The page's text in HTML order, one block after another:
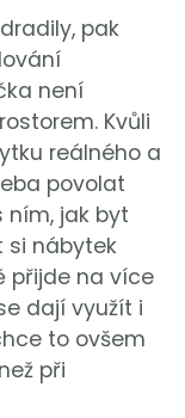
pak
není
Kvůli
reálného a
povolat
ním, jak byt
si nábytek
přijde na více
dají využít i
to ovšem
při